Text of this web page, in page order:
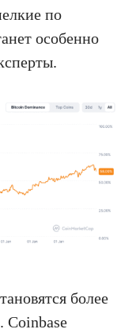
по
особенно
более
Coinbase